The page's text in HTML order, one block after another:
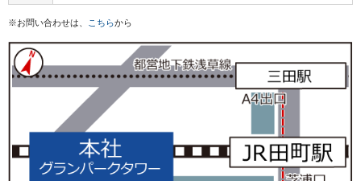
※お問い合わせは、 こちらから